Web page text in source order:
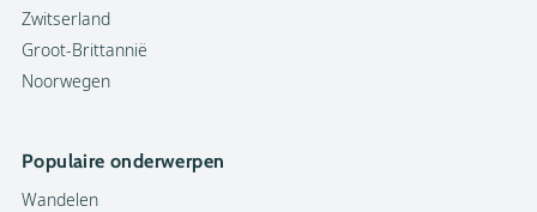
Zwitserland
Groot-Brittannië
Noorwegen
Populaire onderwerpen
Wandelen